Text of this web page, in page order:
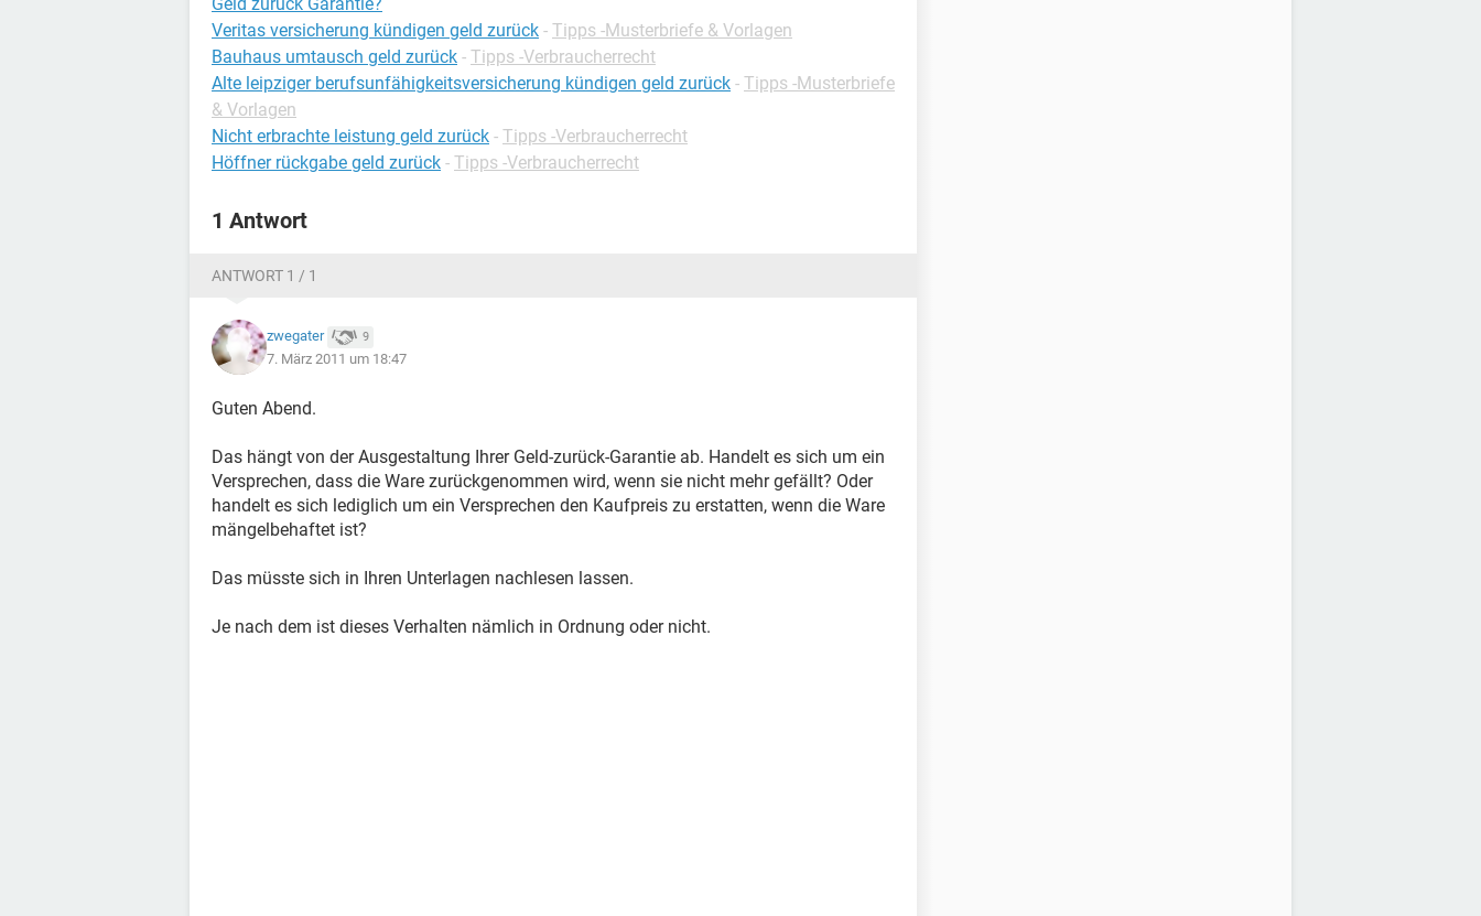
Veritas versicherung kündigen geld zurück - Tipps -Musterbriefe & Vorlagen
Bauhaus umtausch geld zurück - Tipps -Verbraucherrecht
Alte leipziger berufsunfähigkeitsversicherung kündigen geld zurück - Tipps -Musterbriefe
& Vorlagen
Nicht erbrachte leistung geld zurück - Tipps -Verbraucherrecht
Höffner rückgabe geld zurück - Tipps -Verbraucherrecht
1 Antwort
ANTWORT 1 / 1
zwegater 9
7. März 2011 um 18:47
Guten Abend.
Das hängt von der Ausgestaltung Ihrer Geld-zurück-Garantie ab. Handelt es sich um ein
Versprechen, dass die Ware zurückgenommen wird, wenn sie nicht mehr gefällt? Oder
handelt es sich lediglich um ein Versprechen den Kaufpreis zu erstatten, wenn die Ware
mängelbehaftet ist?
Das müsste sich in Ihren Unterlagen nachlesen lassen.
Je nach dem ist dieses Verhalten nämlich in Ordnung oder nicht.